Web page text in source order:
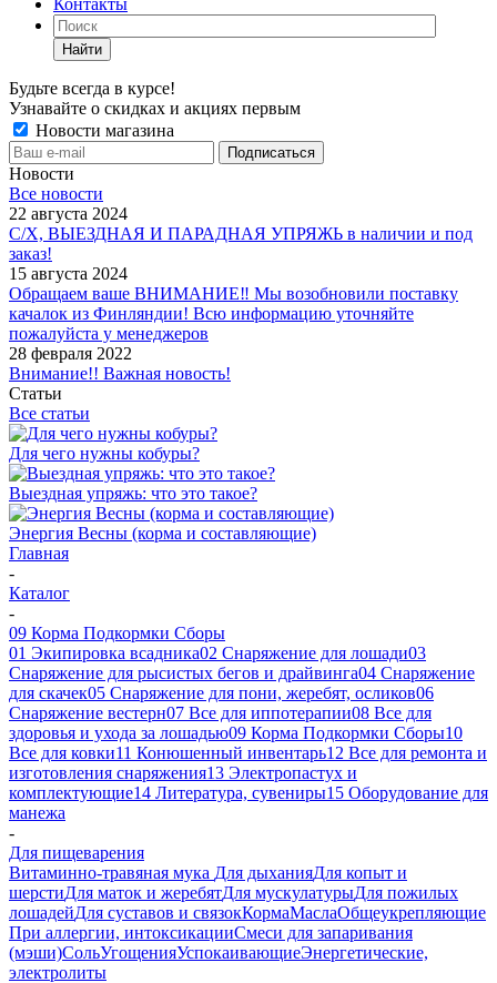
Контакты
Найти
Будьте всегда в курсе!
Узнавайте о скидках и акциях первым
Новости магазина
Новости
Все новости
22 августа 2024
С/Х, ВЫЕЗДНАЯ И ПАРАДНАЯ УПРЯЖЬ в наличии и под
заказ!
15 августа 2024
Обращаем ваше ВНИМАНИЕ‼ Мы возобновили поставку
качалок из Финляндии! Всю информацию уточняйте
пожалуйста у менеджеров
28 февраля 2022
Внимание!! Важная новость!
Статьи
Все статьи
Для чего нужны кобуры?
Выездная упряжь: что это такое?
Энергия Весны (корма и составляющие)
Главная
-
Каталог
-
09 Корма Подкормки Сборы
01 Экипировка всадника02 Снаряжение для лошади03
Снаряжение для рысистых бегов и драйвинга04 Снаряжение
для скачек05 Снаряжение для пони, жеребят, осликов06
Снаряжение вестерн07 Все для иппотерапии08 Все для
здоровья и ухода за лошадью09 Корма Подкормки Сборы10
Все для ковки11 Конюшенный инвентарь12 Все для ремонта и
изготовления снаряжения13 Электропастух и
комплектующие14 Литература, сувениры15 Оборудование для
манежа
-
Для пищеварения
Витаминно-травяная мука Для дыханияДля копыт и
шерстиДля маток и жеребятДля мускулатурыДля пожилых
лошадейДля суставов и связокКормаМаслаОбщеукрепляющие
При аллергии, интоксикацииСмеси для запаривания
(мэши)СольУгощенияУспокаивающиеЭнергетические,
электролиты